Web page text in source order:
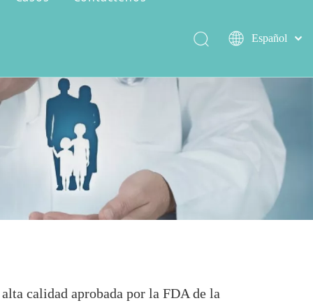
Serie de encer salvaje
Capacidad de producción
Español
简体中文
English
calidad aprobada por la FDA de la